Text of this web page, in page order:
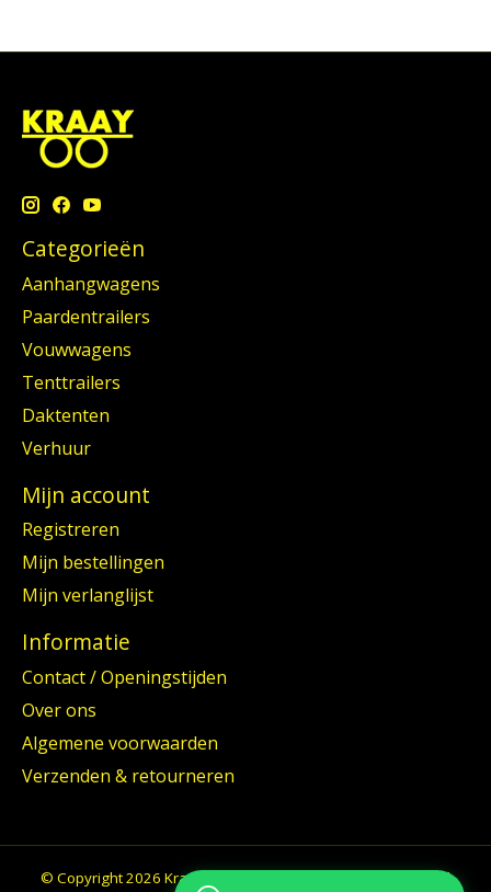
Categorieën
Aanhangwagens
Paardentrailers
Vouwwagens
Tenttrailers
Daktenten
Verhuur
Mijn account
Registreren
Mijn bestellingen
Mijn verlanglijst
Informatie
Contact / Openingstijden
Over ons
Algemene voorwaarden
Verzenden & retourneren
© Copyright 2026 Kraay Nijkerk B.V. - Powered by Lightspeed